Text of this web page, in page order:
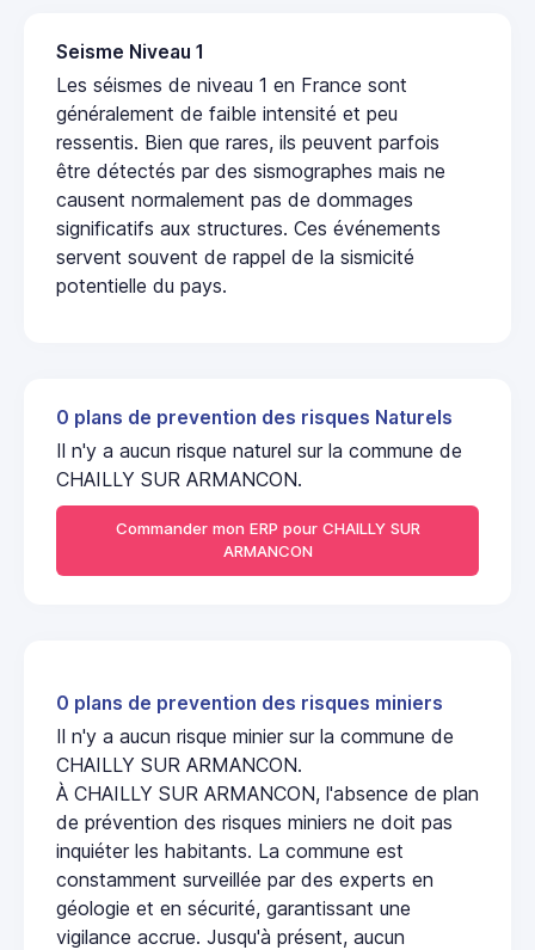
Seisme Niveau 1
Les séismes de niveau 1 en France sont
généralement de faible intensité et peu
ressentis. Bien que rares, ils peuvent parfois
être détectés par des sismographes mais ne
causent normalement pas de dommages
significatifs aux structures. Ces événements
servent souvent de rappel de la sismicité
potentielle du pays.
0 plans de prevention des risques Naturels
Il n'y a aucun risque naturel sur la commune de
CHAILLY SUR ARMANCON.
Commander mon ERP pour CHAILLY SUR
ARMANCON
0 plans de prevention des risques miniers
Il n'y a aucun risque minier sur la commune de
CHAILLY SUR ARMANCON.
À CHAILLY SUR ARMANCON, l'absence de plan
de prévention des risques miniers ne doit pas
inquiéter les habitants. La commune est
constamment surveillée par des experts en
géologie et en sécurité, garantissant une
vigilance accrue. Jusqu'à présent, aucun